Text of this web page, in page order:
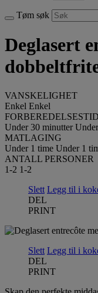
Tøm søk
Deglasert
VANSKELIGHET
Enkel Enkel
FORBEREDELSESTID
Under 30 minutter
MATLAGING
Under 1 time Under 1
ANTALL PERSONER
1-2 1-2
Slett Legg til i
DEL
PRINT
Slett Legg til i
DEL
PRINT